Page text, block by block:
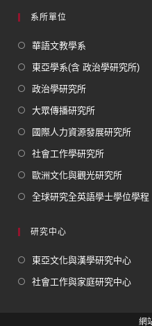
系所單位
華語文教學系
東亞學系(含 政治學研究所)
政治學研究所
大眾傳播研究所
國際人力資源發展研究所
社會工作學研究所
歐洲文化與觀光研究所
全球研究全英語學士學位學程
研究中心
東亞文化與漢學研究中心
社會工作與家庭研究中心
網